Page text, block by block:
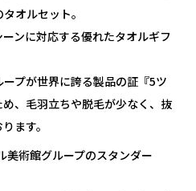
オルセット。
ンに対応する優れたタオルギフ
プが世界に誇る製品の証『5ツ
、毛羽立ちや脱毛が少なく、抜
ます。
術館グループのスタンダー